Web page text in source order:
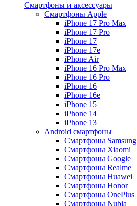
Смартфоны и аксессуары
Смартфоны Apple
iPhone 17 Pro Max
iPhone 17 Pro
iPhone 17
iPhone 17e
iPhone Air
iPhone 16 Pro Max
iPhone 16 Pro
iPhone 16
iPhone 16e
iPhone 15
iPhone 14
iPhone 13
Android cмартфоны
Смартфоны Samsung
Смартфоны Xiaomi
Смартфоны Google
Смартфоны Realme
Смартфоны Huawei
Смартфоны Honor
Смартфоны OnePlus
Смартфоны Nubia